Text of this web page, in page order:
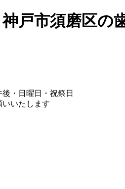
戸市須磨区の
・日曜日・祝祭日
いたします